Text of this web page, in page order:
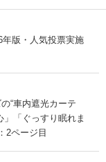
版・人気投票実施
“車内遮光カーテ
「ぐっすり眠れま
2ページ目